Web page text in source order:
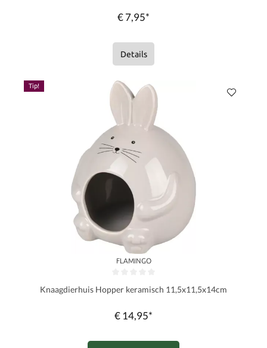
€ 7,95*
Details
Tip!
FLAMINGO
Knaagdierhuis Hopper keramisch 11,5x11,5x14cm
€ 14,95*